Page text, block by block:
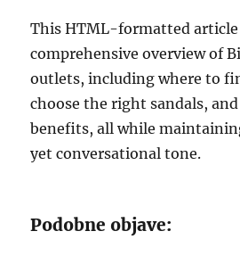
This HTML-formatted article
comprehensive overview of
outlets, including where to
choose the right sandals,
benefits, all while
yet conversational tone.
Podobne objave: